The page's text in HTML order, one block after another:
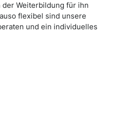
der Weiterbildung für ihn
flexibel sind unsere
und ein individuelles